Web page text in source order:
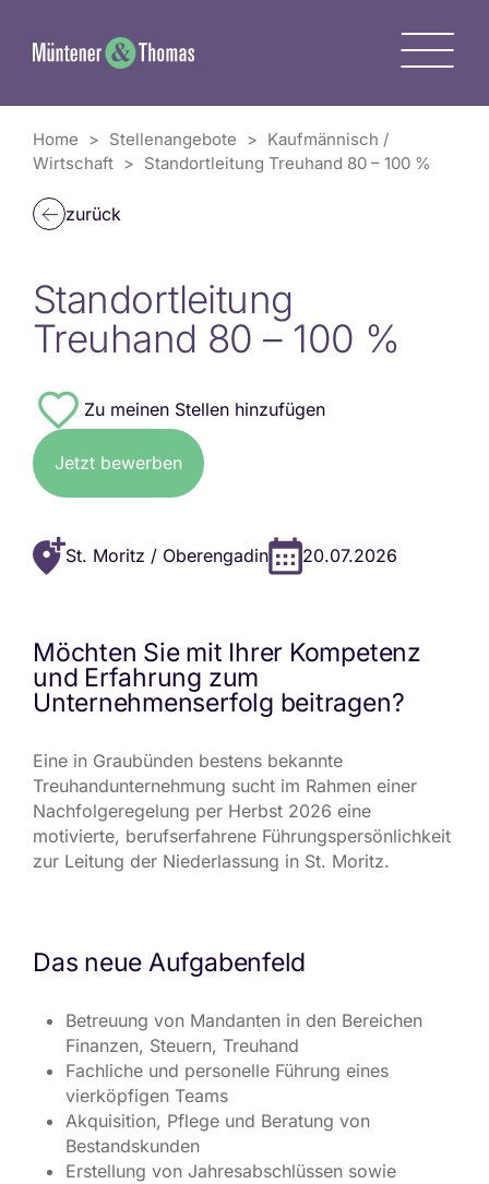
springen
Home > Stellenangebote > Kaufmännisch /
Wirtschaft > Standortleitung Treuhand 80 – 100 %
zurück
Standortleitung
Treuhand 80 – 100 %
#7511
Jetzt bewerben
St. Moritz / Oberengadin 20.07.2026
Möchten Sie mit Ihrer Kompetenz
und Erfahrung zum
Unternehmenserfolg beitragen?
Eine in Graubünden bestens bekannte
Treuhandunternehmung sucht im Rahmen einer
Nachfolgeregelung per Herbst 2026 eine
motivierte, berufserfahrene Führungspersönlichkeit
zur Leitung der Niederlassung in St. Moritz.
Das neue Aufgabenfeld
Betreuung von Mandanten in den Bereichen
Finanzen, Steuern, Treuhand
Fachliche und personelle Führung eines
vierköpfigen Teams
Akquisition, Pflege und Beratung von
Bestandskunden
Erstellung von Jahresabschlüssen sowie